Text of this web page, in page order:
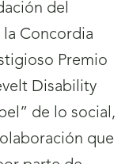
del
la Concordia
Premio
Disability
de lo social,
que